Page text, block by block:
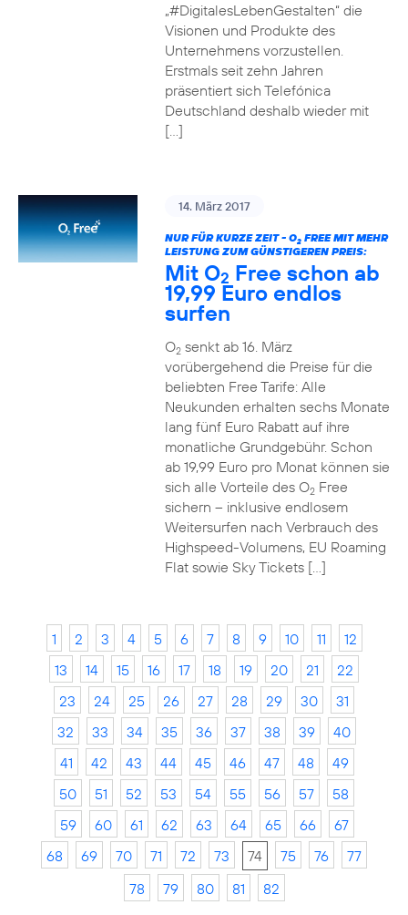
„#DigitalesLebenGestalten“ die
Visionen und Produkte des
Unternehmens vorzustellen.
Erstmals seit zehn Jahren
präsentiert sich Telefónica
Deutschland deshalb wieder mit
[…]
14. März 2017
NUR FÜR KURZE ZEIT - O2FREE MIT MEHR
LEISTUNG ZUM GÜNSTIGEREN PREIS:
Mit O2 Free schon ab
19,99 Euro endlos
surfen
O2senkt ab 16. März
vorübergehend die Preise für die
beliebten Free Tarife: Alle
Neukunden erhalten sechs Monate
lang fünf Euro Rabatt auf ihre
monatliche Grundgebühr. Schon
ab 19,99 Euro pro Monat können sie
sich alle Vorteile des O2Free
sichern – inklusive endlosem
Weitersurfen nach Verbrauch des
Highspeed-Volumens, EU Roaming
Flat sowie Sky Tickets […]
1 2 3 4 5 6 7 8 9 10 11
12
13
14 15 16 17 18 19 20 21
22
23
24 25 26 27 28 29 30
31
32
33 34 35 36 37 38 39
40
41
42 43 44 45 46 47 48
49
50
51 52 53 54 55 56 57
58
59
60 61 62 63 64 65 66
67
68
69 70 71 72 73 74 75 76
77
78
79 80 81 82